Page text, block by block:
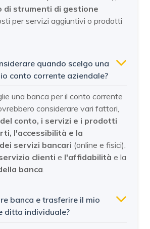
di strumenti di gestione
per servizi aggiuntivi o prodotti
quando scelgo una
conto corrente aziendale?
una banca per il conto corrente
considerare vari fattori,
conto, i servizi e i prodotti
l'accessibilità e la
servizi bancari (online e fisici),
clienti e l'affidabilità e la
banca
banca e trasferire il mio
ditta individuale?